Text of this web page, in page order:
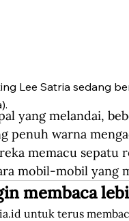
Lee Satria sedang
yang melandai,
penuh warna
memacu sepatu
mobil-mobil yang
membaca
untuk terus